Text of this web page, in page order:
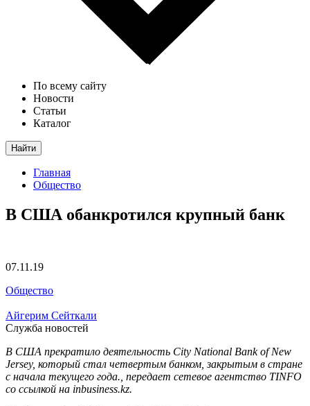
По всему сайту
Новости
Статьи
Каталог
Найти
Главная
Общество
В США обанкротился крупный банк
07.11.19
Общество
Айгерим Сейткали
Служба новостей
В США прекратило деятельность City National Bank of New
Jersey, который стал четвертым банком, закрытым в стране
с начала текущего года., передает сетевое агентство TINFO
со ссылкой на inbusiness.kz.